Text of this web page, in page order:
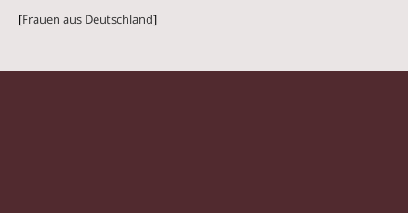
[Frauen aus Deutschland]